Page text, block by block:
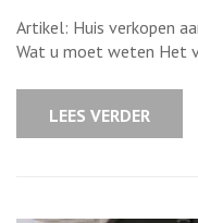
Artikel: Huis verkopen
Wat u moet weten Het
LEES VERDER